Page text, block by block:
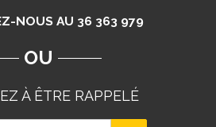
NOUS AU 36 363 979
OU
À ÊTRE RAPPELÉ